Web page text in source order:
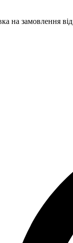
на замовлення від